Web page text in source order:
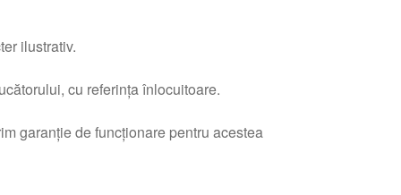
ilustrativ.
cu referința înlocuitoare.
garanție de funcționare pentru acestea